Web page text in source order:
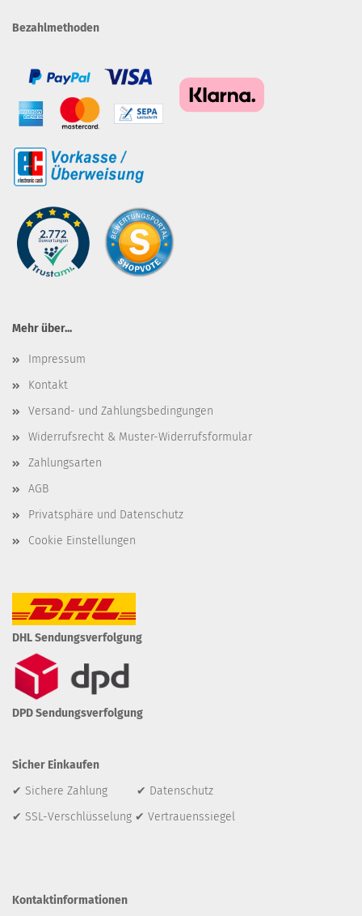
Bezahlmethoden
Mehr über...
Impressum
Kontakt
Versand- und Zahlungsbedingungen
Widerrufsrecht & Muster-Widerrufsformular
Zahlungsarten
AGB
Privatsphäre und Datenschutz
Cookie Einstellungen
DHL Sendungsverfolgung
DPD Sendungsverfolgung
Sicher Einkaufen
✔ Sichere Zahlung ✔ Datenschutz
✔ SSL-Verschlüsselung ✔ Vertrauenssiegel
Kontaktinformationen